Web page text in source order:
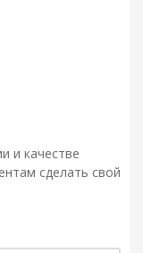
и качестве
сделать свой